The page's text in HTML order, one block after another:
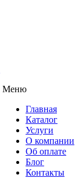
Меню
Главная
Каталог
Услуги
О компании
Об оплате
Блог
Контакты